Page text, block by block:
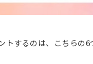
トするのは、こちらの6